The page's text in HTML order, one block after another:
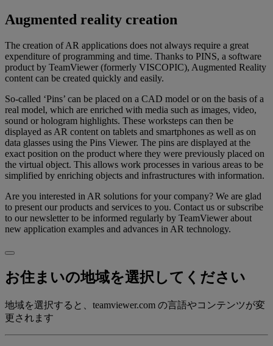
Augmented reality creation
The creation of AR applications does not always require a great
expenditure of programming and time. Thanks to PINS, a software
product by TeamViewer (formerly VISCOPIC), Augmented Reality
content can be created quickly and easily.
So-called ‘Pins’ can be placed on a CAD model or on the basis of a
real model, which are enriched with media such as images, video,
sound or hologram highlights. These worksteps can then be
displayed as AR content on tablets and smartphones as well as on
data glasses using the Pins Viewer. The pins are displayed at the
exact position on the product where they were previously placed on
the virtual object. This allows work processes in various areas to be
simplified by enriching objects and infrastructures with information.
Are you interested in AR solutions for your company? We are glad
to present our products and services to you. Contact us or subscribe
to our newsletter to be informed regularly by TeamViewer about
new application examples and advances in AR technology.
お住まいの地域を選択してください
地域を選択すると、teamviewer.com の言語やコンテンツが変
更されます